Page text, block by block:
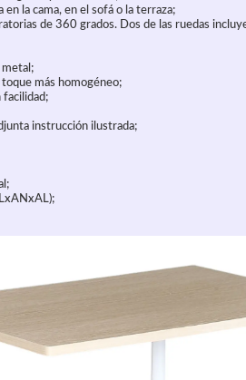
la cama, en el sofá o la terraza;
de 360 grados. Dos de las ruedas
metal;
más homogéneo;
facilidad;
instrucción ilustrada;